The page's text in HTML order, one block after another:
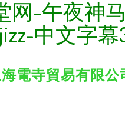
网-午夜神
中文字
電寺貿易有限公